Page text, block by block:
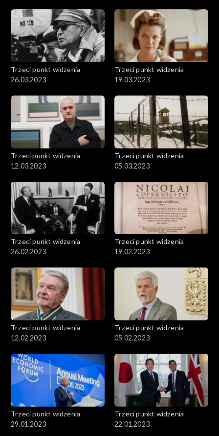
Trzeci punkt widzenia
26.03.2023
Trzeci punkt widzenia
19.03.2023
Trzeci punkt widzenia
12.03.2023
Trzeci punkt widzenia
05.03.2023
Trzeci punkt widzenia
26.02.2023
Trzeci punkt widzenia
19.02.2023
Trzeci punkt widzenia
12.02.2023
Trzeci punkt widzenia
05.02.2023
Trzeci punkt widzenia
29.01.2023
Trzeci punkt widzenia
22.01.2023